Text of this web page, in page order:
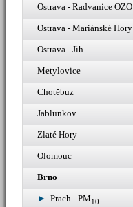
Ostrava - Radvanice OZO
Ostrava - Mariánské Hory
Ostrava - Jih
Metylovice
Chotěbuz
Jablunkov
Zlaté Hory
Olomouc
Brno
Prach - PM10